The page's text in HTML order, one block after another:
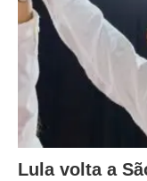
Lula volta a